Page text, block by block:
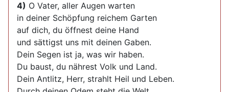
4) O Vater, aller Augen warten
in deiner Schöpfung reichem Garten
auf dich, du öffnest deine Hand
und sättigst uns mit deinen Gaben.
Dein Segen ist ja, was wir haben.
Du baust, du nährest Volk und Land.
Dein Antlitz, Herr, strahlt Heil und Leben.